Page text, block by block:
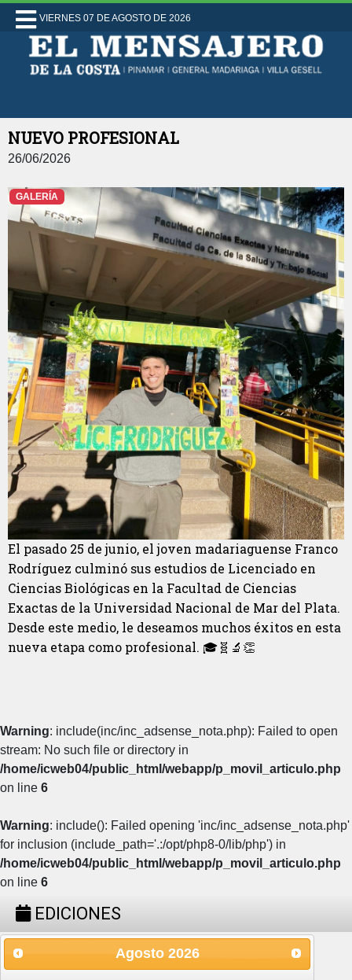
VIERNES 07 DE AGOSTO DE 2026
NUEVO PROFESIONAL
26/06/2026
GALERÍA
El pasado 25 de junio, el joven madariaguense Franco
Rodríguez culminó sus estudios de Licenciado en
Ciencias Biológicas en la Facultad de Ciencias
Exactas de la Universidad Nacional de Mar del Plata.
Desde este medio, le deseamos muchos éxitos en esta
nueva etapa como profesional. 🎓🧬🔬👏
Warning: include(inc/inc_adsense_nota.php): Failed to open
stream: No such file or directory in
/home/icweb04/public_html/webapp/p_movil_articulo.php
on line 6
Warning: include(): Failed opening 'inc/inc_adsense_nota.php'
for inclusion (include_path='.:/opt/php8-0/lib/php') in
/home/icweb04/public_html/webapp/p_movil_articulo.php
on line 6
EDICIONES
Agosto 2026